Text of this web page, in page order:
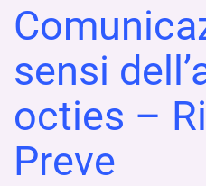
sensi
octies –
Preve